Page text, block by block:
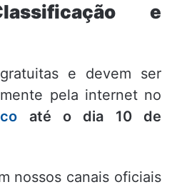
e
e devem ser
pela internet no
até o dia 10 de
nossos canais oficiais